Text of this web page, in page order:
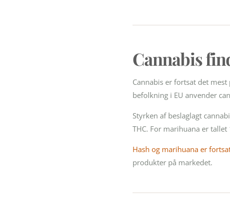
Cannabis
Cannabis er fortsat det
befolkning i EU anvender
Styrken af beslaglagt
THC. For marihuana er tallet
Hash og marihuana er
produkter på markedet.